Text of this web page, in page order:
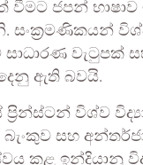
වීමට ජපන්
සංක්‍රමණිකයන්
වැටුපක්
ඇති බවයි.
විශ්ව
සහ
කළ ඉන්දියානු